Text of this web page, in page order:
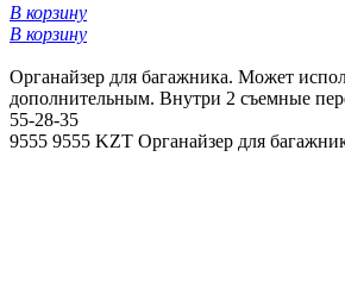
В корзину
В корзину
Органайзер для багажника. Может
дополнительным. Внутри 2 съемные
55-28-35
9555 9555 KZT Органайзер для